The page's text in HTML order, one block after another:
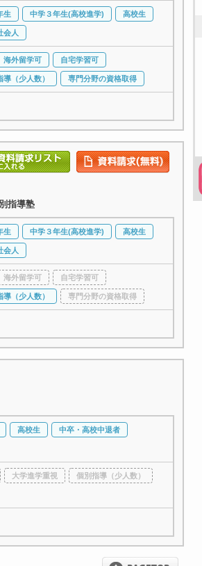
生 中学３年生(高校進学) 高校生
会人
海外留学可 自宅学習可
導（少人数） 専門分野の資格取得
指導塾
生 中学３年生(高校進学) 高校生
会人
海外留学可 自宅学習可
導（少人数） 専門分野の資格取得
高校生 中卒・高校中退者
大学進学重視 個別指導（少人数）